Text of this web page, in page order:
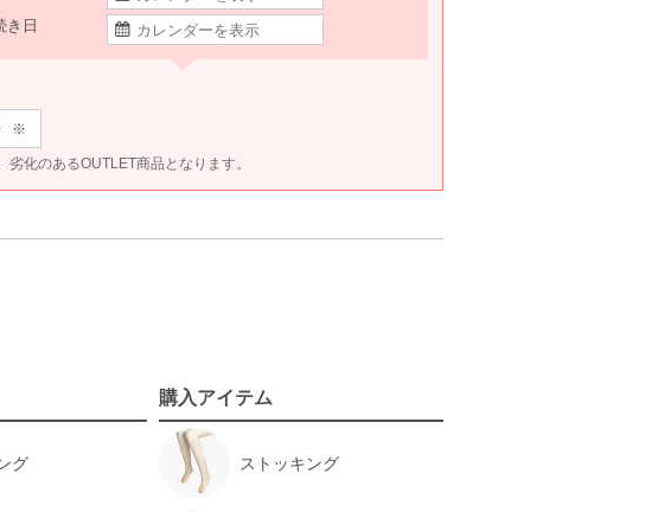
き日
※
化のあるOUTLET商品となります。
グ
購入アイテム
ストッキング